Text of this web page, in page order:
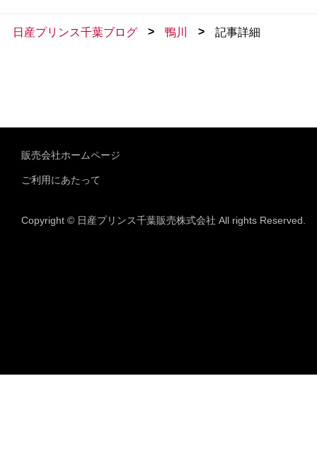
日産プリンス千葉ブログ > 鴨川 > 記事詳細
販売会社ホームページ
ご利用にあたって
Copyright © 日産プリンス千葉販売株式会社 All rights Reserved.